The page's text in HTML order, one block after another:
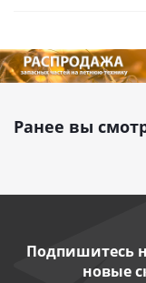
Ранее вы
Подпишитесь
новые